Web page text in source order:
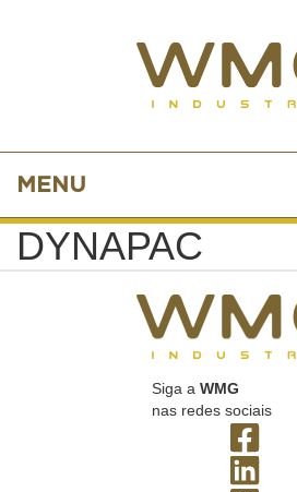
MENU
DYNAPAC
Siga a WMG
nas redes sociais